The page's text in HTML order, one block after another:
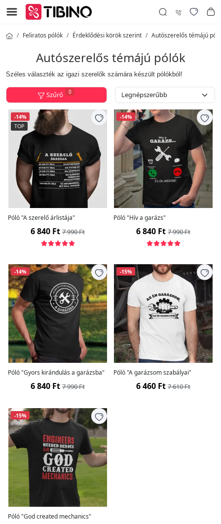
Feliratos pólók Érdeklődési körök szerint Autószerelős témájú
Autószerelős témájú pólók
Széles választék az igazi szerelők számára készült pólókból!
Szűrő 0
-14%
TOP
Póló "A szerelő árlistája"
6 840 Ft 7 990 Ft
-14%
Póló "Hív a garázs"
6 840 Ft 7 990 Ft
-14%
Póló "Gyors kirándulás a garázsba"
6 840 Ft 7 990 Ft
-15%
Póló "A garázsom szabályai"
6 460 Ft 7 610 Ft
-15%
Póló "God created mechanics"